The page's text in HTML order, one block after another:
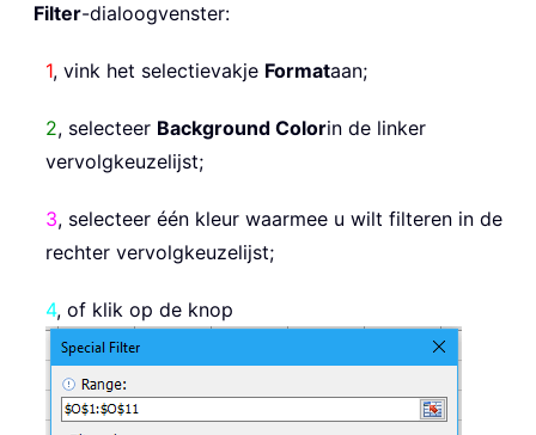
Filter-dialoogvenster:
1, vink het selectievakje Formataan;
2, selecteer Background Colorin de linker
vervolgkeuzelijst;
3, selecteer één kleur waarmee u wilt filteren in de
rechter vervolgkeuzelijst;
4, of klik op de knop